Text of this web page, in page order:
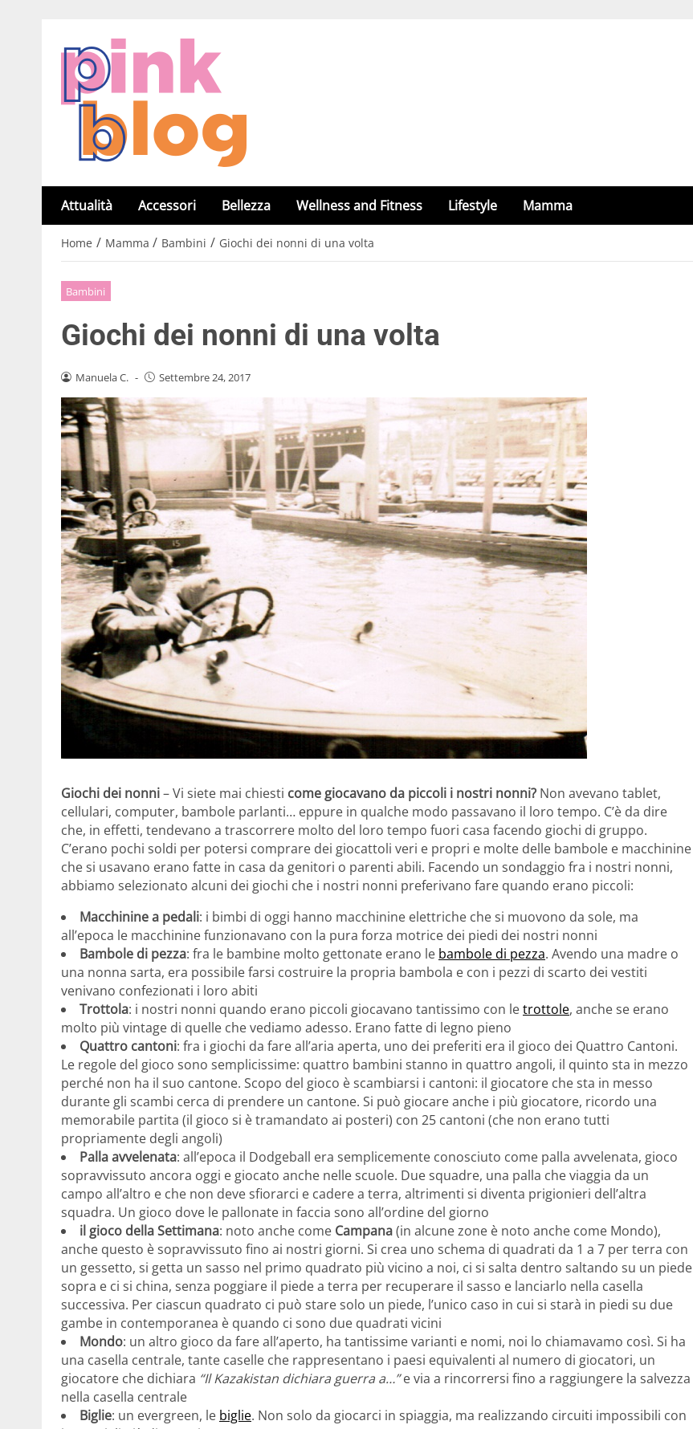
Attualità Accessori Bellezza Wellness and Fitness Lifestyle Mamma
Home / Mamma / Bambini / Giochi dei nonni di una volta
Bambini
Giochi dei nonni di una volta
Manuela C. - Settembre 24, 2017
Giochi dei nonni– Vi siete mai chiesti come giocavano da piccoli i nostri nonni? Non avevano tablet,
cellulari, computer, bambole parlanti… eppure in qualche modo passavano il loro tempo. C’è da dire
che, in effetti, tendevano a trascorrere molto del loro tempo fuori casa facendo giochi di gruppo.
C’erano pochi soldi per potersi comprare dei giocattoli veri e propri e molte delle bambole e macchinine
che si usavano erano fatte in casa da genitori o parenti abili. Facendo un sondaggio fra i nostri nonni,
abbiamo selezionato alcuni dei giochi che i nostri nonni preferivano fare quando erano piccoli:
Macchinine a pedali: i bimbi di oggi hanno macchinine elettriche che si muovono da sole, ma
all’epoca le macchinine funzionavano con la pura forza motrice dei piedi dei nostri nonni
Bambole di pezza: fra le bambine molto gettonate erano le bambole di pezza. Avendo una madre o
una nonna sarta, era possibile farsi costruire la propria bambola e con i pezzi di scarto dei vestiti
venivano confezionati i loro abiti
Trottola: i nostri nonni quando erano piccoli giocavano tantissimo con letrottole, anche se erano
molto più vintage di quelle che vediamo adesso. Erano fatte di legno pieno
Quattro cantoni: fra i giochi da fare all’aria aperta, uno dei preferiti era il gioco dei Quattro Cantoni.
Le regole del gioco sono semplicissime: quattro bambini stanno in quattro angoli, il quinto sta in mezzo
perché non ha il suo cantone. Scopo del gioco è scambiarsi i cantoni: il giocatore che sta in messo
durante gli scambi cerca di prendere un cantone. Si può giocare anche i più giocatore, ricordo una
memorabile partita (il gioco si è tramandato ai posteri) con 25 cantoni (che non erano tutti
propriamente degli angoli)
Palla avvelenata: all’epoca il Dodgeball era semplicemente conosciuto come palla avvelenata, gioco
sopravvissuto ancora oggi e giocato anche nelle scuole. Due squadre, una palla che viaggia da un
campo all’altro e che non deve sfiorarci e cadere a terra, altrimenti si diventa prigionieri dell’altra
squadra. Un gioco dove le pallonate in faccia sono all’ordine del giorno
il gioco della Settimana: noto anche come Campana(in alcune zone è noto anche come Mondo),
anche questo è sopravvissuto fino ai nostri giorni. Si crea uno schema di quadrati da 1 a 7 per terra con
un gessetto, si getta un sasso nel primo quadrato più vicino a noi, ci si salta dentro saltando su un piede
sopra e ci si china, senza poggiare il piede a terra per recuperare il sasso e lanciarlo nella casella
successiva. Per ciascun quadrato ci può stare solo un piede, l’unico caso in cui si starà in piedi su due
gambe in contemporanea è quando ci sono due quadrati vicini
Mondo: un altro gioco da fare all’aperto, ha tantissime varianti e nomi, noi lo chiamavamo così. Si ha
una casella centrale, tante caselle che rappresentano i paesi equivalenti al numero di giocatori, un
giocatore che dichiara “Il Kazakistan dichiara guerra a…”e via a rincorrersi fino a raggiungere la salvezza
nella casella centrale
Biglie: un evergreen, le biglie. Non solo da giocarci in spiaggia, ma realizzando circuiti impossibili con